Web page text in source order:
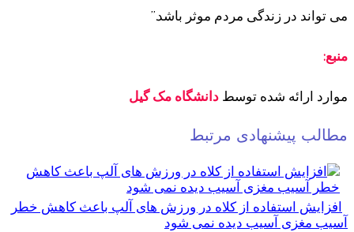
می تواند در زندگی مردم موثر باشد.”
منبع:
موارد ارائه شده توسط دانشگاه مک گیل
مطالب پیشنهادی مرتبط
افزایش استفاده از کلاه در ورزش های آلپ باعث کاهش خطر
آسیب مغزی آسیب دیده نمی شود